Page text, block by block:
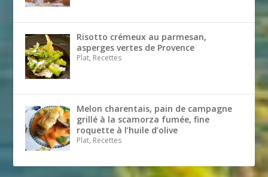
Risotto crémeux au parmesan,
asperges vertes de Provence
Plat, Recettes
Melon charentais, pain de campagne
grillé à la scamorza fumée, fine
roquette à l’huile d’olive
Plat, Recettes